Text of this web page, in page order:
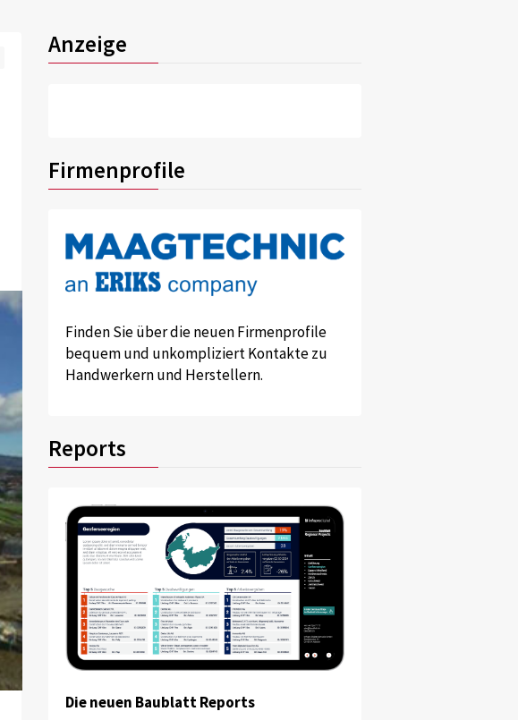
Anzeige
Firmenprofile
Finden Sie über die neuen Firmenprofile
bequem und unkompliziert Kontakte zu
Handwerkern und Herstellern.
Reports
Die neuen Baublatt Reports